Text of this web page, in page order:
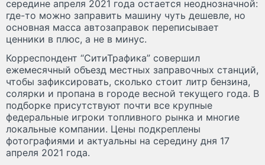
середине апреля 2021 года остается неоднозначной:
где-то можно заправить машину чуть дешевле, но
основная масса автозаправок переписывает
ценники в плюс, а не в минус.
Корреспондент “СитиТрафика” совершил
ежемесячный объезд местных заправочных станций,
чтобы зафиксировать, сколько стоит литр бензина,
солярки и пропана в городе весной текущего года. В
подборке присутствуют почти все крупные
федеральные игроки топливного рынка и многие
локальные компании. Цены подкреплены
фотографиями и актуальны на середину дня 17
апреля 2021 года.